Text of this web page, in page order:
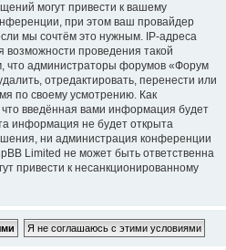
могут привести к вашему
при этом ваш провайдер
мы сочтём это нужным. IP-адреса
проведения такой
что администраторы форумов «Форум
отредактировать, перенести или
по своему усмотрению. Как
введённая вами информация будет
информация не будет открыта
ни администрация конференции
Limited не может быть ответственна
привести к несанкционированному